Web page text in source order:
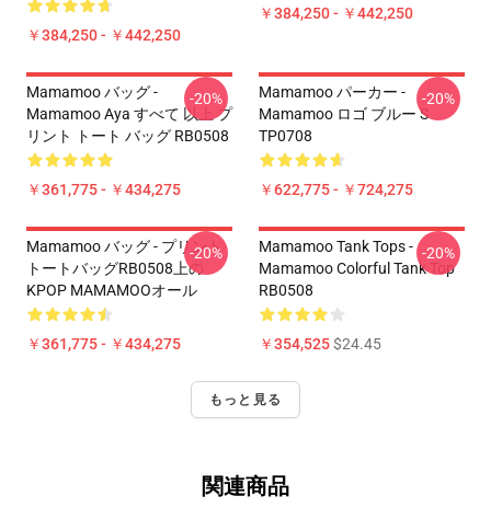
￥384,250 - ￥442,250
￥384,250 - ￥442,250
Mamamoo バッグ -
Mamamoo Aya すべて 以上 プ
リント トート バッグ RB0508
￥361,775 - ￥434,275
-20%
Mamamoo パーカー -
Mamamoo ロゴ ブルー S
TP0708
￥622,775 - ￥724,275
-20%
Mamamoo バッグ - プリント
トートバッグRB0508上の
KPOP MAMAMOOオール
￥361,775 - ￥434,275
-20%
Mamamoo Tank Tops -
Mamamoo Colorful Tank Top
RB0508
￥354,525$24.45
-20%
もっと見る
関連商品